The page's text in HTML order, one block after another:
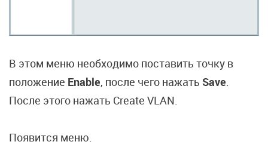
В этом меню необходимо поставить точку в
положение Enable, после чего нажать Save.
После этого нажать Create VLAN.
Появится меню.